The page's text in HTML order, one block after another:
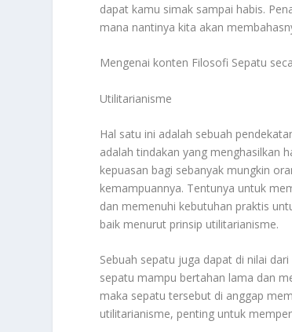
dapat kamu simak sampai habis.
mana nantinya kita akan
Mengenai konten Filosofi Sepatu
Utilitarianisme
Hal satu ini adalah sebuah
adalah tindakan yang menghasilkan
kepuasan bagi sebanyak mungkin
kemampuannya. Tentunya untuk
dan memenuhi kebutuhan praktis
baik menurut prinsip utilitarianisme.
Sebuah sepatu juga dapat di nilai
sepatu mampu bertahan lama dan
maka sepatu tersebut di anggap
utilitarianisme, penting untuk